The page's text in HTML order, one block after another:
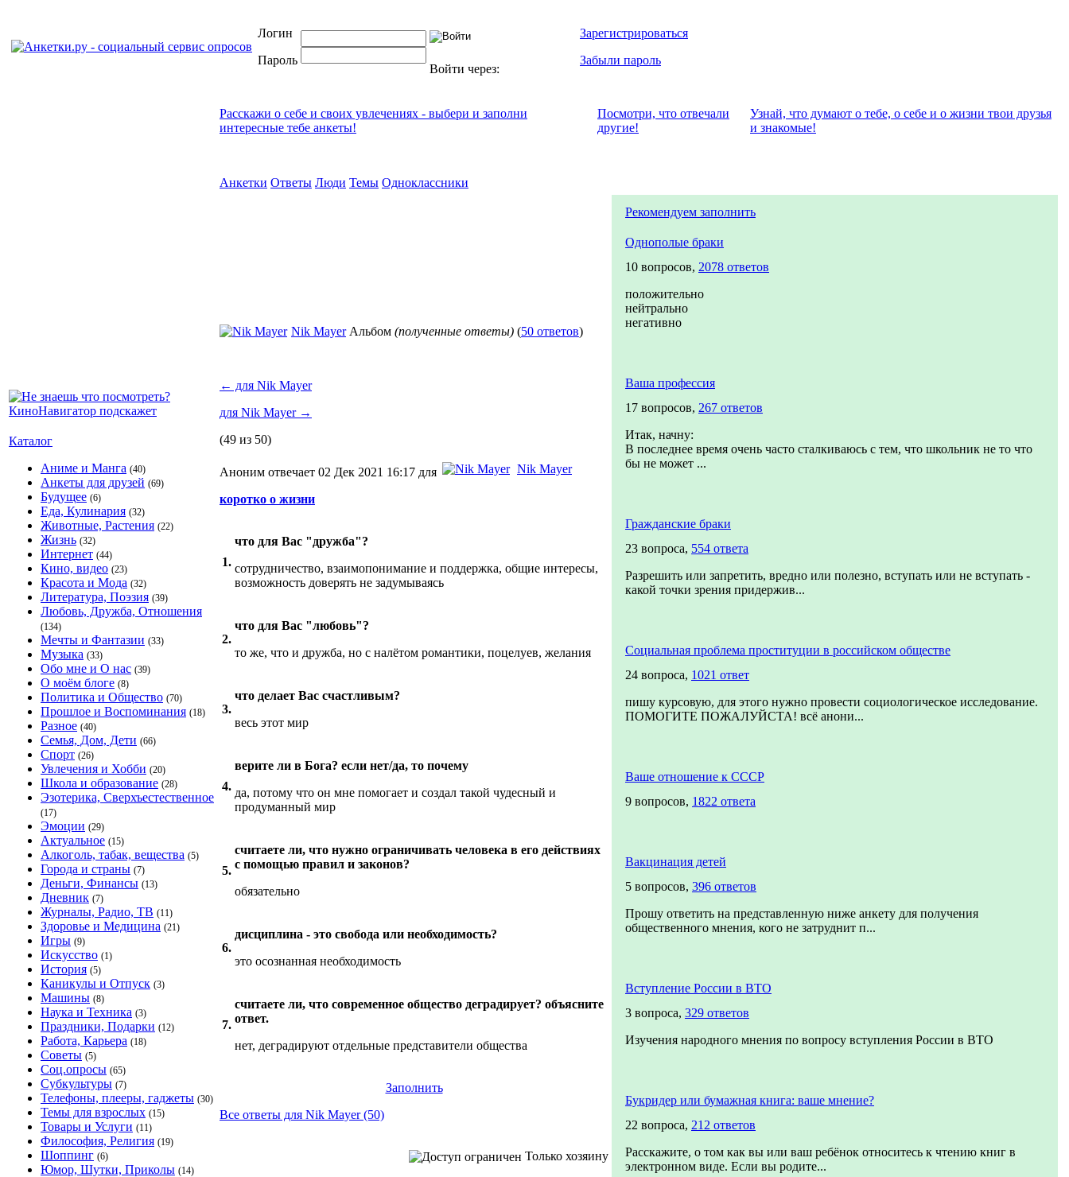
Логин
Пароль
Войти через:
Зарегистрироваться
Забыли пароль
Каталог
Аниме и Манга (40)
Анкеты для друзей (69)
Будущее (6)
Еда, Кулинария (32)
Животные, Растения (22)
Жизнь (32)
Интернет (44)
Кино, видео (23)
Красота и Мода (32)
Литература, Поэзия (39)
Любовь, Дружба, Отношения
(134)
Мечты и Фантазии (33)
Музыка (33)
Обо мне и О нас (39)
О моём блоге (8)
Политика и Общество (70)
Прошлое и Воспоминания (18)
Разное (40)
Семья, Дом, Дети (66)
Спорт (26)
Увлечения и Хобби (20)
Школа и образование (28)
Эзотерика, Сверхъестественное
(17)
Эмоции (29)
Актуальное (15)
Алкоголь, табак, вещества (5)
Города и страны (7)
Деньги, Финансы (13)
Дневник (7)
Журналы, Радио, ТВ (11)
Здоровье и Медицина (21)
Игры (9)
Искусство (1)
История (5)
Каникулы и Отпуск (3)
Машины (8)
Наука и Техника (3)
Праздники, Подарки (12)
Работа, Карьера (18)
Советы (5)
Соц.опросы (65)
Субкультуры (7)
Телефоны, плееры, гаджеты (30)
Темы для взрослых (15)
Товары и Услуги (11)
Философия, Религия (19)
Шоппинг (6)
Юмор, Шутки, Приколы (14)
Расскажи о себе и своих увлечениях - выбери и заполни
интересные тебе анкеты!
Посмотри, что отвeчали
другие!
Узнай, что думают о тебе, о себе и о жизни твои друзья
и знакомые!
Анкетки Ответы Люди Темы Одноклассники
Nik MayerАльбом (полученные ответы) (50 ответов)
← для Nik Mayer
для Nik Mayer →
(49 из 50)
Аноним отвечает 02 Дек 2021 16:17 для Nik Mayer
коротко о жизни
1.
что для Вас "дружба"?
сотрудничество, взаимопонимание и поддержка, общие интересы,
возможность доверять не задумываясь
2.
что для Вас "любовь"?
то же, что и дружба, но с налётом романтики, поцелуев, желания
3.
что делает Вас счастливым?
весь этот мир
4.
верите ли в Бога? если нет/да, то почему
да, потому что он мне помогает и создал такой чудесный и
продуманный мир
5.
считаете ли, что нужно ограничивать человека в его действиях
с помощью правил и законов?
обязательно
6.
дисциплина - это свобода или необходимость?
это осознанная необходимость
7.
считаете ли, что современное общество деградирует? объясните
ответ.
нет, деградируют отдельные представители общества
Заполнить
Все ответы для Nik Mayer (50)
Только хозяину
Рекомендуем заполнить
Однополые браки
10 вопросов, 2078 ответов
положительно
нейтрально
негативно
Ваша профессия
17 вопросов, 267 ответов
Итак, начну:
В последнее время очень часто сталкиваюсь с тем, что школьник не то что
бы не может ...
Гражданские браки
23 вопроса, 554 ответа
Разрешить или запретить, вредно или полезно, вступать или не вступать -
какой точки зрения придержив...
Социальная проблема проституции в российском обществе
24 вопроса, 1021 ответ
пишу курсовую, для этого нужно провести социологическое исследование.
ПОМОГИТЕ ПОЖАЛУЙСТА! всё анони...
Ваше отношение к СССР
9 вопросов, 1822 ответа
Вакцинация детей
5 вопросов, 396 ответов
Прошу ответить на представленную ниже анкету для получения
общественного мнения, кого не затруднит п...
Вступление России в ВТО
3 вопроса, 329 ответов
Изучения народного мнения по вопросу вступления России в ВТО
Букридер или бумажная книга: ваше мнение?
22 вопроса, 212 ответов
Расскажите, о том как вы или ваш ребёнок относитесь к чтению книг в
электронном виде. Если вы родите...